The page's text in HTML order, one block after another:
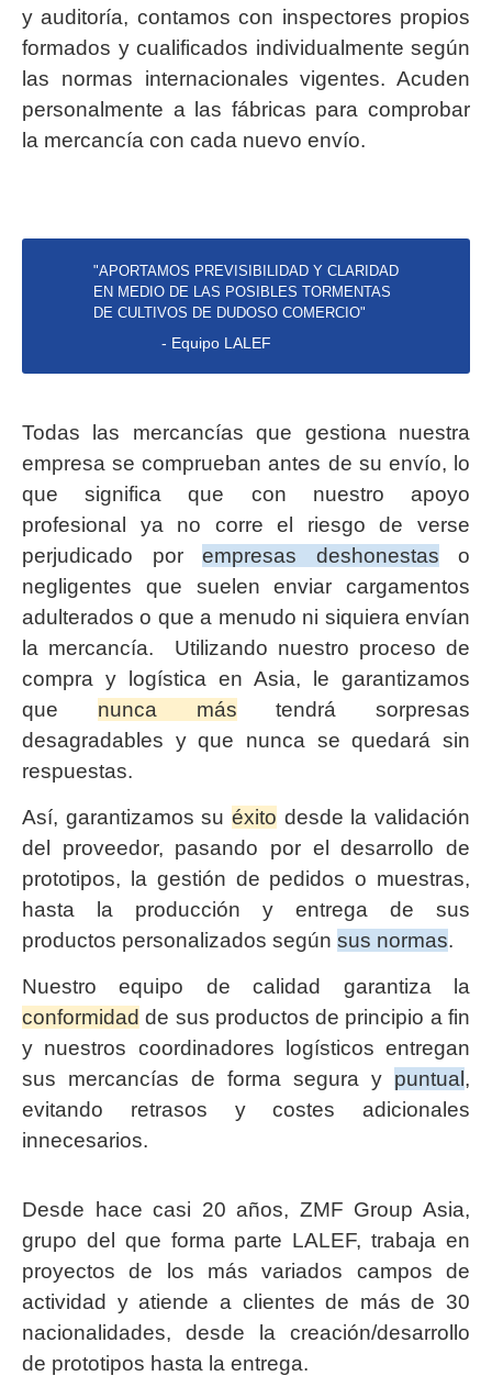
y auditoría, contamos con inspectores propios
formados y cualificados individualmente según
las normas internacionales vigentes. Acuden
personalmente a las fábricas para comprobar
la mercancía con cada nuevo envío.
"APORTAMOS PREVISIBILIDAD Y CLARIDAD
EN MEDIO DE LAS POSIBLES TORMENTAS
DE CULTIVOS DE DUDOSO COMERCIO"
- Equipo LALEF
Todas las mercancías que gestiona nuestra
empresa se comprueban antes de su envío, lo
que significa que con nuestro apoyo
profesional ya no corre el riesgo de verse
perjudicado por empresas deshonestas o
negligentes que suelen enviar cargamentos
adulterados o que a menudo ni siquiera envían
la mercancía. Utilizando nuestro proceso de
compra y logística en Asia, le garantizamos
que nunca más tendrá sorpresas
desagradables y que nunca se quedará sin
respuestas.
Así, garantizamos su éxito desde la validación
del proveedor, pasando por el desarrollo de
prototipos, la gestión de pedidos o muestras,
hasta la producción y entrega de sus
productos personalizados según sus normas.
Nuestro equipo de calidad garantiza la
conformidad de sus productos de principio a fin
y nuestros coordinadores logísticos entregan
sus mercancías de forma segura y puntual ,
evitando retrasos y costes adicionales
innecesarios.
Desde hace casi 20 años, ZMF Group Asia,
grupo del que forma parte LALEF, trabaja en
proyectos de los más variados campos de
actividad y atiende a clientes de más de 30
nacionalidades, desde la creación/desarrollo
de prototipos hasta la entrega.